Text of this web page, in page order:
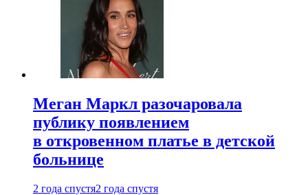
Меган Маркл разочаровала
публику появлением
в откровенном платье в детской
больнице
2 года спустя2 года спустя